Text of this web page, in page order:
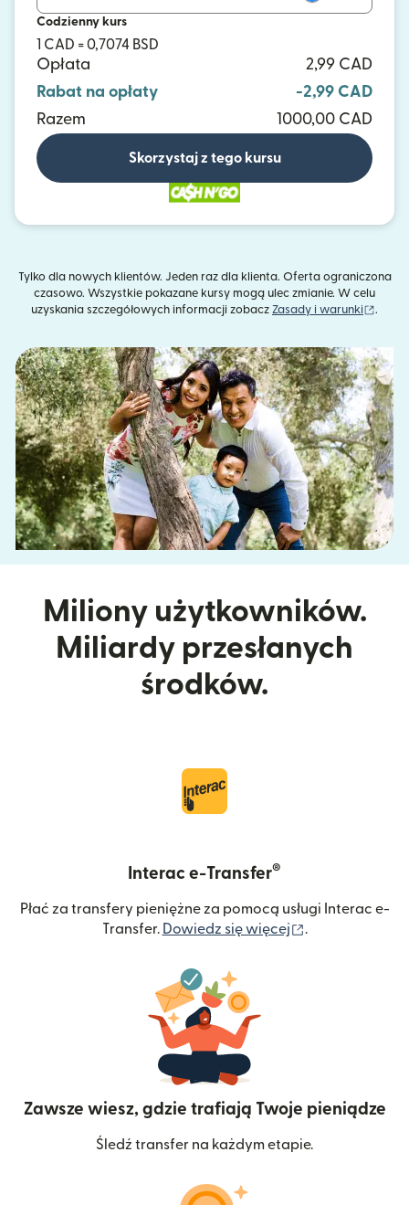
Codzienny kurs
1 CAD = 0,7074 BSD
Opłata
2,99 CAD
Rabat na opłaty
-2,99 CAD
Razem
1000,00 CAD
Skorzystaj z tego kursu
Tylko dla nowych klientów. Jeden raz dla klienta. Oferta ograniczona
czasowo. Wszystkie pokazane kursy mogą ulec zmianie. W celu
uzyskania szczegółowych informacji zobacz Zasady i warunki .
Miliony użytkowników.
Miliardy przesłanych
środków.
Interac e-Transfer®
Płać za transfery pieniężne za pomocą usługi Interac e-
Transfer. Dowiedz się więcej .
Zawsze wiesz, gdzie trafiają Twoje pieniądze
Śledź transfer na każdym etapie.